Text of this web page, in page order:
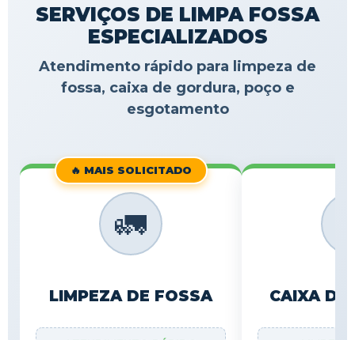
SERVIÇOS DE LIMPA FOSSA
ESPECIALIZADOS
Atendimento rápido para limpeza de
fossa, caixa de gordura, poço e
esgotamento
🔥 MAIS SOLICITADO
🚛
LIMPEZA DE FOSSA CAIXA DE